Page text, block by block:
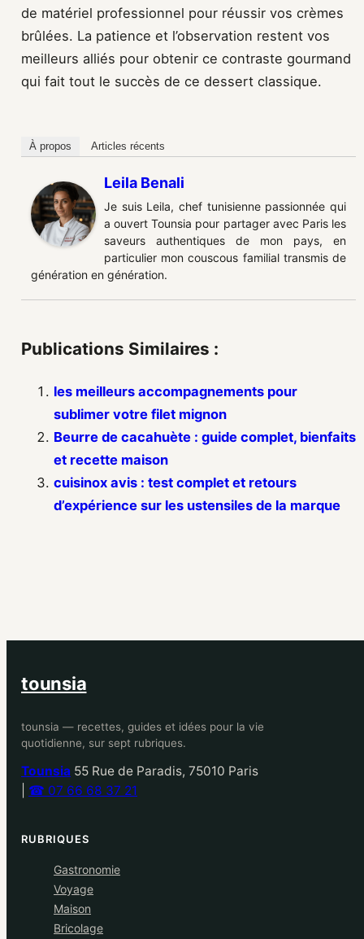
de matériel professionnel pour réussir vos crèmes
brûlées. La patience et l’observation restent vos
meilleurs alliés pour obtenir ce contraste gourmand
qui fait tout le succès de ce dessert classique.
À propos Articles récents
Leila Benali
Je suis Leila, chef tunisienne passionnée qui
a ouvert Tounsia pour partager avec Paris les
saveurs authentiques de mon pays, en
particulier mon couscous familial transmis de
génération en génération.
Publications Similaires :
les meilleurs accompagnements pour
sublimer votre filet mignon
Beurre de cacahuète : guide complet, bienfaits
et recette maison
cuisinox avis : test complet et retours
d’expérience sur les ustensiles de la marque
tounsia
tounsia — recettes, guides et idées pour la vie
quotidienne, sur sept rubriques.
Tounsia 55 Rue de Paradis, 75010 Paris
☎ 07 66 68 37 21
RUBRIQUES
Gastronomie
Voyage
Maison
Bricolage